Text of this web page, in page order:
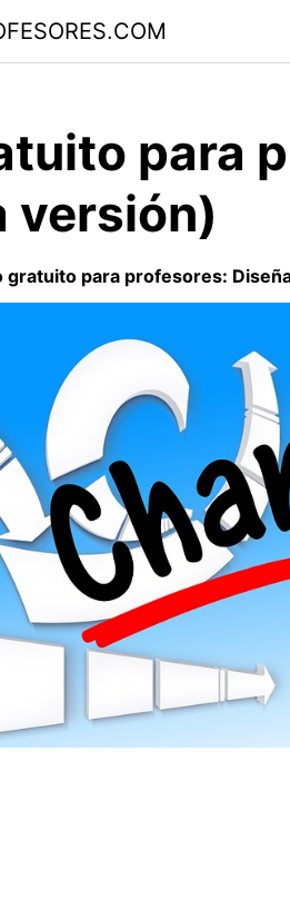
para
versión)
gratuito para profesores: